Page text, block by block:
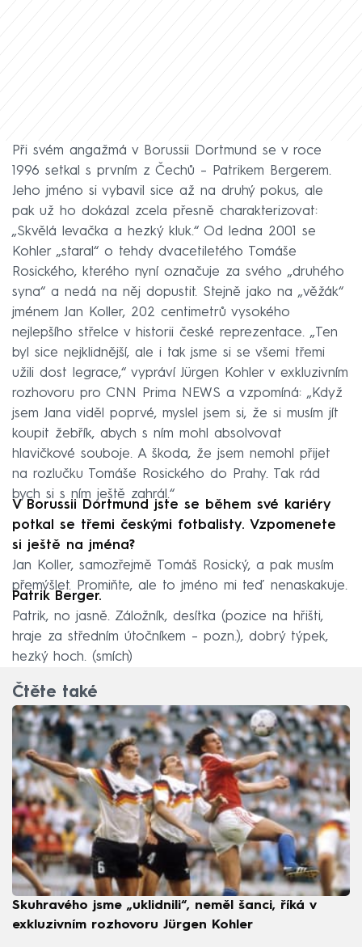
Při svém angažmá v Borussii Dortmund se v roce
1996 setkal s prvním z Čechů – Patrikem Bergerem.
Jeho jméno si vybavil sice až na druhý pokus, ale
pak už ho dokázal zcela přesně charakterizovat:
„Skvělá levačka a hezký kluk.“ Od ledna 2001 se
Kohler „staral“ o tehdy dvacetiletého Tomáše
Rosického, kterého nyní označuje za svého „druhého
syna“ a nedá na něj dopustit. Stejně jako na „věžák“
jménem Jan Koller, 202 centimetrů vysokého
nejlepšího střelce v historii české reprezentace. „Ten
byl sice nejklidnější, ale i tak jsme si se všemi třemi
užili dost legrace,“ vypráví Jürgen Kohler v exkluzivním
rozhovoru pro CNN Prima NEWS a vzpomíná: „Když
jsem Jana viděl poprvé, myslel jsem si, že si musím jít
koupit žebřík, abych s ním mohl absolvovat
hlavičkové souboje. A škoda, že jsem nemohl přijet
na rozlučku Tomáše Rosického do Prahy. Tak rád
bych si s ním ještě zahrál.“
V Borussii Dortmund jste se během své kariéry
potkal se třemi českými fotbalisty. Vzpomenete
si ještě na jména?
Jan Koller, samozřejmě Tomáš Rosický, a pak musím
přemýšlet. Promiňte, ale to jméno mi teď nenaskakuje.
Patrik Berger.
Patrik, no jasně. Záložník, desítka (pozice na hřišti,
hraje za středním útočníkem – pozn.), dobrý týpek,
hezký hoch. (smích)
Čtěte také
Skuhravého jsme „uklidnili“, neměl šanci, říká v
exkluzivním rozhovoru Jürgen Kohler